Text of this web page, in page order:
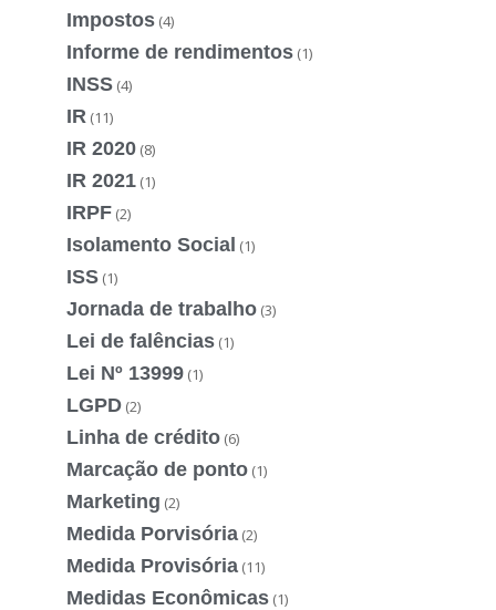
Impostos (4)
Informe de rendimentos (1)
INSS (4)
IR (11)
IR 2020 (8)
IR 2021 (1)
IRPF (2)
Isolamento Social (1)
ISS (1)
Jornada de trabalho (3)
Lei de falências (1)
Lei Nº 13999 (1)
LGPD (2)
Linha de crédito (6)
Marcação de ponto (1)
Marketing (2)
Medida Porvisória (2)
Medida Provisória (11)
Medidas Econômicas (1)